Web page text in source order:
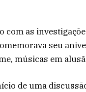
com as
seu
músicas em
de uma